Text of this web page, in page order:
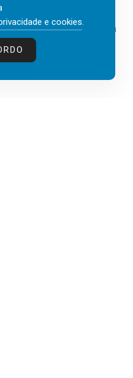
em serviços de
artificial (IA), acaba
e cookies.